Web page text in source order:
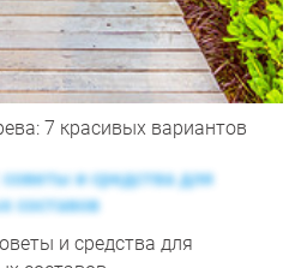
7 красивых вариантов
и средства для